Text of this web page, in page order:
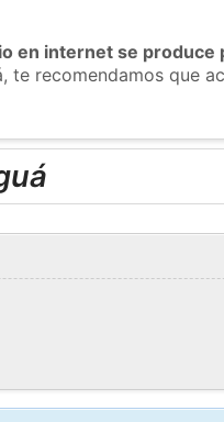
en internet se produce
te recomendamos que